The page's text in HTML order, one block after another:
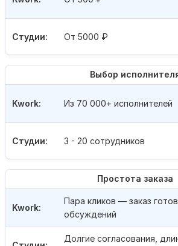
Студии: От 5000 ₽
Выбор
Студии: 3 - 20 сотрудников
Kwork: Из 70 000+ исполнителей
Простота заказа
Долгие согласования,
Kwork:
Пара кликов — заказ
обсуждений